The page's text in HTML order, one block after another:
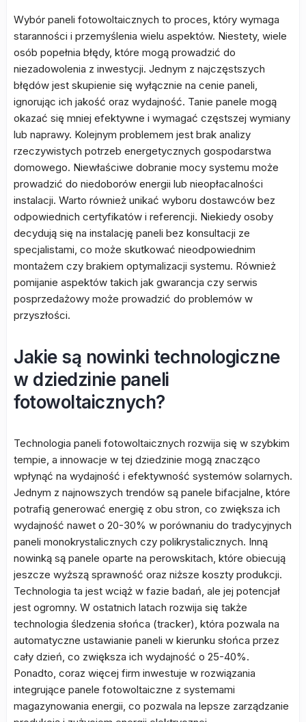
Wybór paneli fotowoltaicznych to proces, który wymaga
staranności i przemyślenia wielu aspektów. Niestety, wiele
osób popełnia błędy, które mogą prowadzić do
niezadowolenia z inwestycji. Jednym z najczęstszych
błędów jest skupienie się wyłącznie na cenie paneli,
ignorując ich jakość oraz wydajność. Tanie panele mogą
okazać się mniej efektywne i wymagać częstszej wymiany
lub naprawy. Kolejnym problemem jest brak analizy
rzeczywistych potrzeb energetycznych gospodarstwa
domowego. Niewłaściwe dobranie mocy systemu może
prowadzić do niedoborów energii lub nieopłacalności
instalacji. Warto również unikać wyboru dostawców bez
odpowiednich certyfikatów i referencji. Niekiedy osoby
decydują się na instalację paneli bez konsultacji ze
specjalistami, co może skutkować nieodpowiednim
montażem czy brakiem optymalizacji systemu. Również
pomijanie aspektów takich jak gwarancja czy serwis
posprzedażowy może prowadzić do problemów w
przyszłości.
Jakie są nowinki technologiczne
w dziedzinie paneli
fotowoltaicznych?
Technologia paneli fotowoltaicznych rozwija się w szybkim
tempie, a innowacje w tej dziedzinie mogą znacząco
wpłynąć na wydajność i efektywność systemów solarnych.
Jednym z najnowszych trendów są panele bifacjalne, które
potrafią generować energię z obu stron, co zwiększa ich
wydajność nawet o 20-30% w porównaniu do tradycyjnych
paneli monokrystalicznych czy polikrystalicznych. Inną
nowinką są panele oparte na perowskitach, które obiecują
jeszcze wyższą sprawność oraz niższe koszty produkcji.
Technologia ta jest wciąż w fazie badań, ale jej potencjał
jest ogromny. W ostatnich latach rozwija się także
technologia śledzenia słońca (tracker), która pozwala na
automatyczne ustawianie paneli w kierunku słońca przez
cały dzień, co zwiększa ich wydajność o 25-40%.
Ponadto, coraz więcej firm inwestuje w rozwiązania
integrujące panele fotowoltaiczne z systemami
magazynowania energii, co pozwala na lepsze zarządzanie